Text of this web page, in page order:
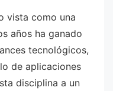
vista como una
años ha ganado
tecnológicos,
de aplicaciones
disciplina a un